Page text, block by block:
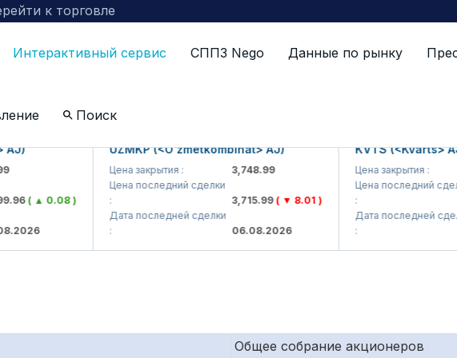
к торговле
Интерактивный сервис СППЗ Nego Данные по рынку
Поиск
компаниям включенных в биржевой котировальный список
( ▲ 0.08 )
UZMKP (<O'zmetkombinat> AJ)
Цена закрытия :
3,748.99
Цена последний сделки
3,715.99( ▼ 8.01 )
Дата последней сделки
06.08.2026
KVTS (<Kvarts> AJ)
Цена закрытия :
Цена последний сделки
Дата последней сделки
Общее собрание акционеров